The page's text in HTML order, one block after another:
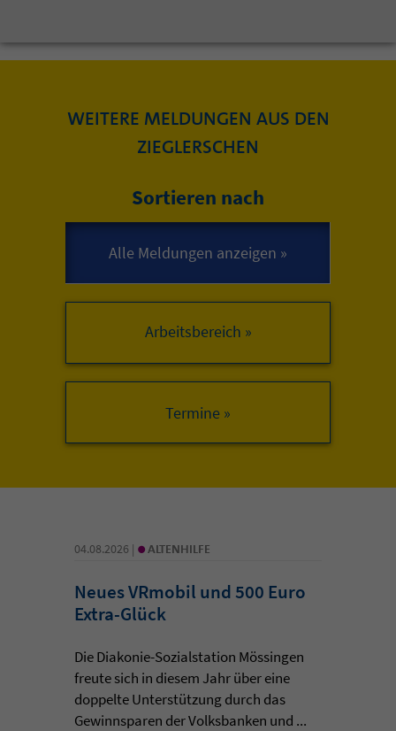
WEITERE MELDUNGEN AUS DEN
ZIEGLERSCHEN
Sortieren nach
Arbeitsbereich »
04.08.2026 | • ALTENHILFE
Neues VRmobil und 500 Euro
Extra-Glück
Die Diakonie-Sozialstation Mössingen
freute sich in diesem Jahr über eine
doppelte Unterstützung durch das
Gewinnsparen der Volksbanken und ...